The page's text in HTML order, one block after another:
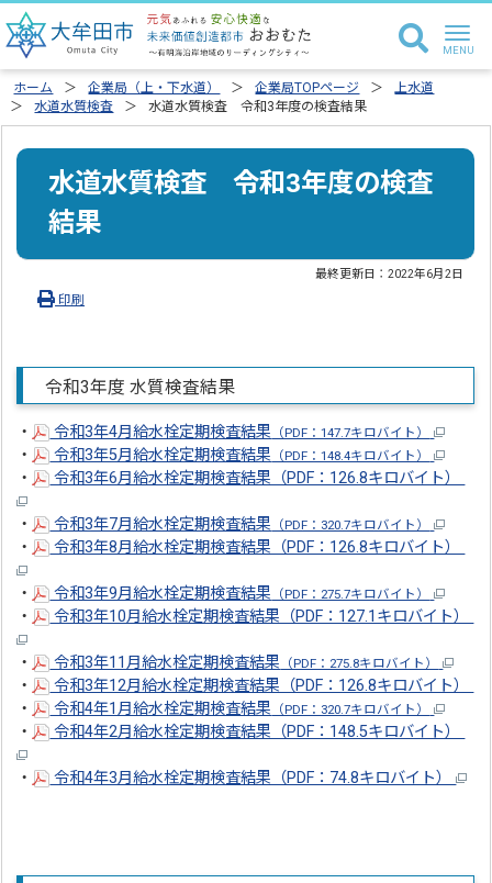
ホーム 企業局（上・下水道） 企業局TOPページ
上水道
水道水質検査
水道水質検査 令和3年度の検査結果
水道水質検査 令和3年度の検査
結果
最終更新日：2022年6月2日
印刷
令和3年度 水質検査結果
・ 令和3年4月給水栓定期検査結果 （PDF：147.7キロバイト）
・ 令和3年5月給水栓定期検査結果 （PDF：148.4キロバイト）
・ 令和3年6月給水栓定期検査結果（PDF：126.8キロバイト）
・ 令和3年7月給水栓定期検査結果 （PDF：320.7キロバイト）
・ 令和3年8月給水栓定期検査結果（PDF：126.8キロバイト）
・ 令和3年9月給水栓定期検査結果 （PDF：275.7キロバイト）
・ 令和3年10月給水栓定期検査結果（PDF：127.1キロバイト）
・ 令和3年11月給水栓定期検査結果 （PDF：275.8キロバイト）
・
令和3年12月給水栓定期検査結果（PDF：126.8キロバイト）
・
令和4年1月給水栓定期検査結果 （PDF：320.7キロバイト）
・ 令和4年2月給水栓定期検査結果（PDF：148.5キロバイト）
・ 令和4年3月給水栓定期検査結果（PDF：74.8キロバイト）